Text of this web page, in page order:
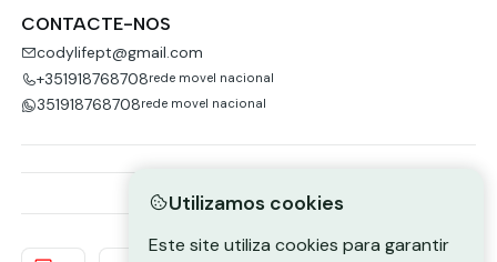
CONTACTE-NOS
codylifept@gmail.com
+351918768708rede movel nacional
351918768708rede movel nacional
Utilizamos cookies
Este site utiliza cookies para garantir